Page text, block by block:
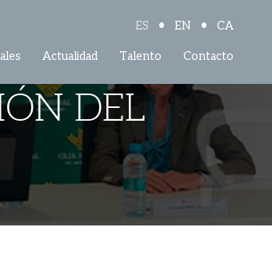
ES • EN • CA
Actualidad Talento Contacto
DEL